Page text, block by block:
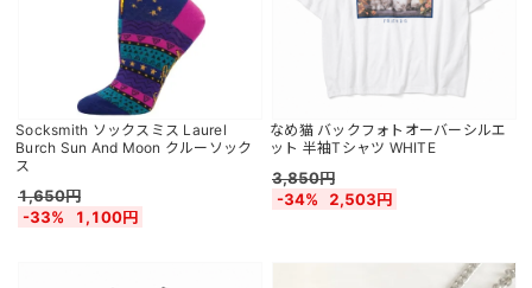
Socksmith ソックスミス Laurel
Burch Sun And Moon クルーソック
ス
1,650円
-33%
1,100円
なめ猫 バックフォトオーバーシルエ
ット 半袖Tシャツ WHITE
3,850円
-34%
2,503円